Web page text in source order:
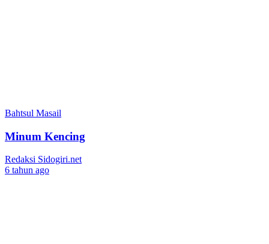
Bahtsul Masail
Minum Kencing
Redaksi Sidogiri.net
6 tahun ago